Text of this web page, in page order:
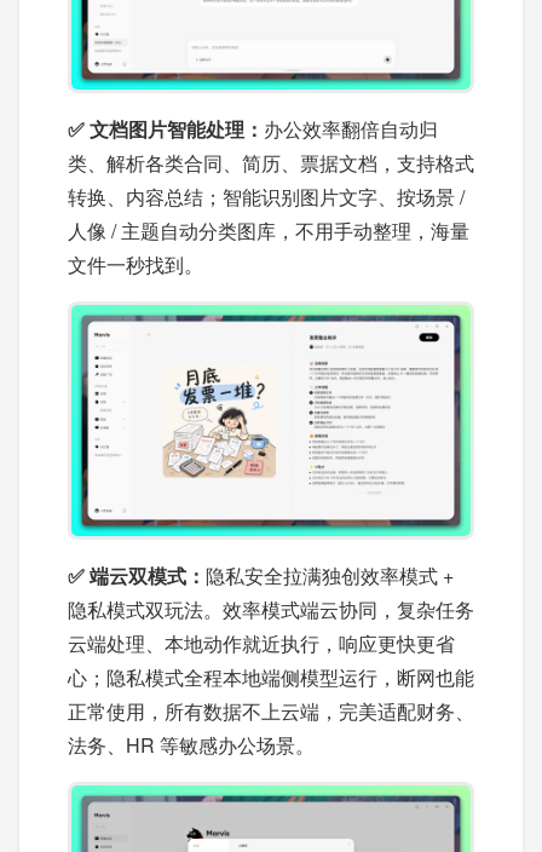
✅ 文档图片智能处理： 办公效率翻倍自动归
类、解析各类合同、简历、票据文档，支持格式
转换、内容总结；智能识别图片文字、按场景 /
人像 / 主题自动分类图库，不用手动整理，海量
文件一秒找到。
✅ 端云双模式： 隐私安全拉满独创效率模式 +
隐私模式双玩法。效率模式端云协同，复杂任务
云端处理、本地动作就近执行，响应更快更省
心；隐私模式全程本地端侧模型运行，断网也能
正常使用，所有数据不上云端，完美适配财务、
法务、HR 等敏感办公场景。